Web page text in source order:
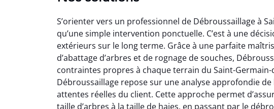
S’orienter vers un professionnel de Débroussaillage à
qu’une simple intervention ponctuelle. C’est à une
extérieurs sur le long terme. Grâce à une parfaite
d’abattage d’arbres et de rognage de souches,
contraintes propres à chaque terrain du Saint-
Débroussaillage repose sur une analyse approfondie
attentes réelles du client. Cette approche permet
taille d’arbres à la taille de haies, en passant par le
Soraya